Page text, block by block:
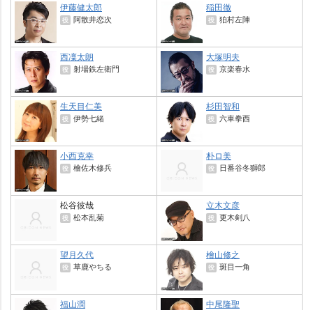
伊藤健太郎
役 阿散井恋次
稲田徹
役 狛村左陣
西凜太朗
役 射場鉄左衛門
大塚明夫
役 京楽春水
生天目仁美
役 伊勢七緒
杉田智和
役 六車拳西
小西克幸
役 檜佐木修兵
朴ロ美
役 日番谷冬獅郎
松谷彼哉
役 松本乱菊
立木文彦
役 更木剣八
望月久代
役 草鹿やちる
檜山修之
役 斑目一角
福山潤 中尾隆聖